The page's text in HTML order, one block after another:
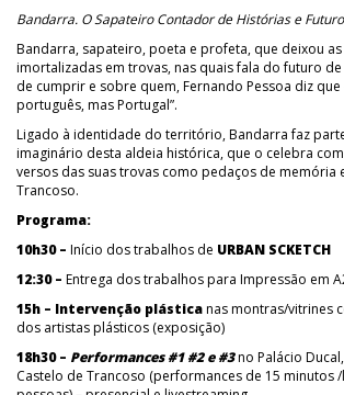
Bandarra. O Sapateiro Contador de Histórias e
Bandarra, sapateiro, poeta e profeta, que deixou
imortalizadas em trovas, nas quais fala do futuro
de cumprir e sobre quem, Fernando Pessoa diz
português, mas Portugal”.
Ligado à identidade do território, Bandarra faz
imaginário desta aldeia histórica, que o celebra
versos das suas trovas como pedaços de memória
Trancoso.
Programa:
10h30 – Início dos trabalhos de URBAN SCKETCH
12:30 – Entrega dos trabalhos para Impressão em
15h – Intervenção plásticanas montras/vitrines
dos artistas plásticos (exposição)
18h30 – Performances #1 #2 e #3no Palácio
Castelo de Trancoso (performances de 15 minutos